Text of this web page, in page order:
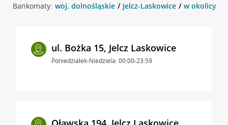
Bankomaty: woj. dolnośląskie Jelcz-Laskowice w okolicy
ul. Bożka 15, Jelcz Laskowice
Poniedziałek-Niedziela: 00:00-23:59